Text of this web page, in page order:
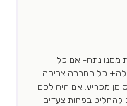
ממנו נתח- אם כל
כל החברה צריכה
מכריע. אם היה לכם
להחליט בפחות צעדים.